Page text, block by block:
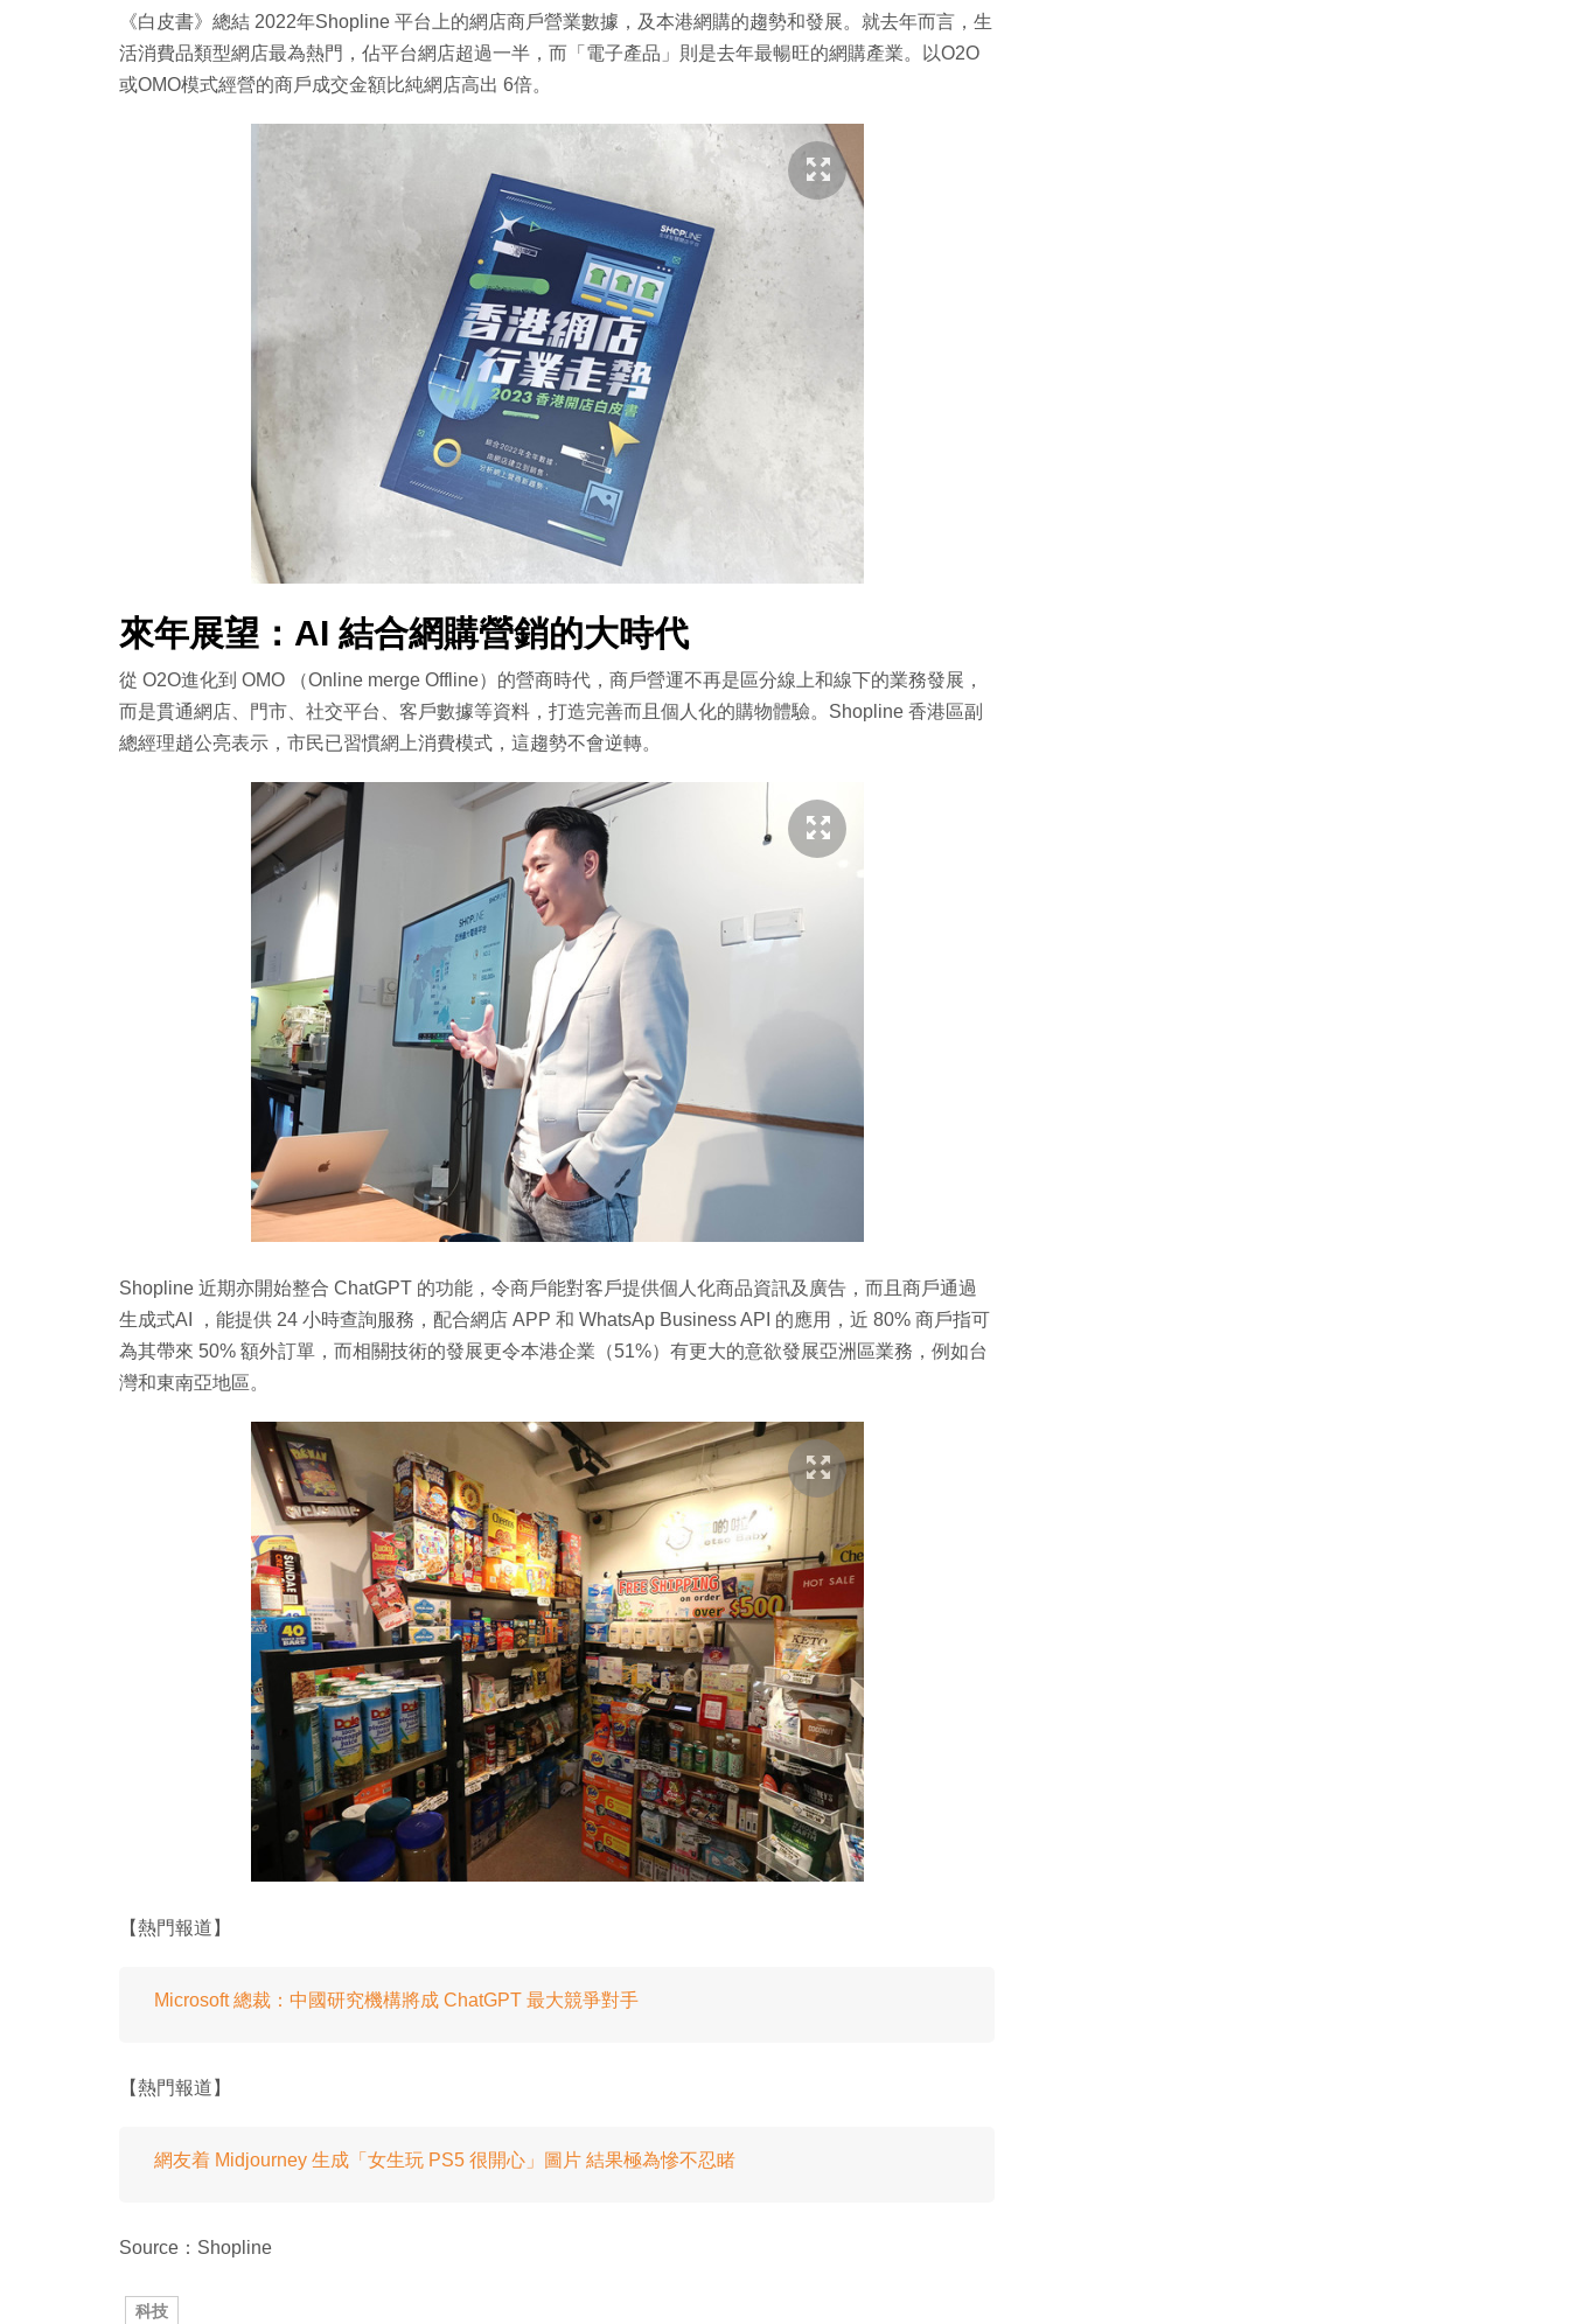
9
%
間
《白皮書》總結 2022年Shopline 平台上的網店商戶營業數據，及本港網購的趨勢和發展。就去年而言，生
活消費品類型網店最為熱門，佔平台網店超過一半，而「電子產品」則是去年最暢旺的網購產業。以O2O
或OMO模式經營的商戶成交金額比純網店高出 6倍。
來年展望：AI 結合網購營銷的大時代
從 O2O進化到 OMO （Online merge Offline）的營商時代，商戶營運不再是區分線上和線下的業務發展，
而是貫通網店、門市、社交平台、客戶數據等資料，打造完善而且個人化的購物體驗。Shopline 香港區副
總經理趙公亮表示，市民已習慣網上消費模式，這趨勢不會逆轉。
Shopline 近期亦開始整合 ChatGPT 的功能，令商戶能對客戶提供個人化商品資訊及廣告，而且商戶通過
生成式AI ，能提供 24 小時查詢服務，配合網店 APP 和 WhatsAp Business API 的應用，近 80% 商戶指可
為其帶來 50% 額外訂單，而相關技術的發展更令本港企業（51%）有更大的意欲發展亞洲區業務，例如台
灣和東南亞地區。
【熱門報道】
Microsoft 總裁：中國研究機構將成 ChatGPT 最大競爭對手
【熱門報道】
網友着 Midjourney 生成「女生玩 PS5 很開心」圖片 結果極為慘不忍睹
Source：Shopline
科技